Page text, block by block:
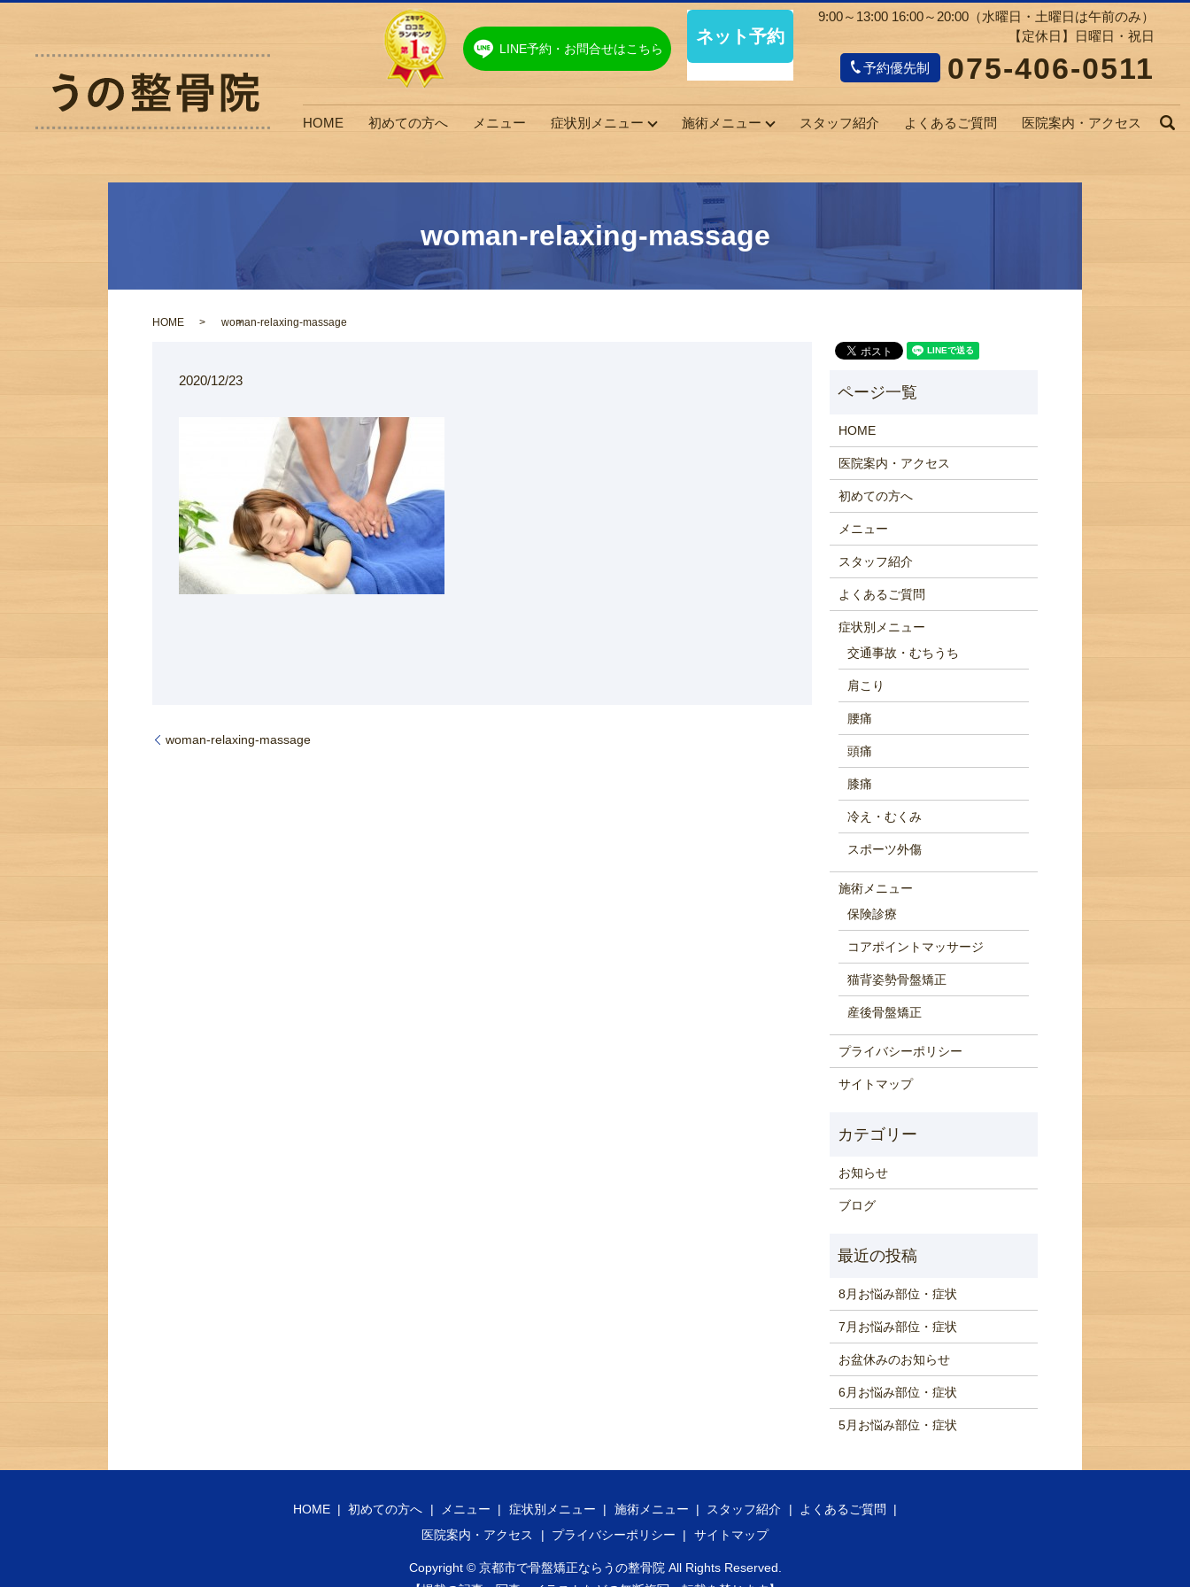
LINE予約・お問合せはこちら
9:00～13:00 16:00～20:00（水曜日・土曜日は午前のみ）
【定休日】日曜日・祝日
予約優先制 075-406-0511
HOME 初めての方へ メニュー 症状別メニュー 施術メニュー スタッフ紹介 よくあるご質問 医院案内・アクセス
woman-relaxing-massage
HOME woman-relaxing-massage
2020/12/23
woman-relaxing-massage
HOME
医院案内・アクセス
初めての方へ
メニュー
スタッフ紹介
よくあるご質問
症状別メニュー
交通事故・むちうち
肩こり
腰痛
頭痛
膝痛
冷え・むくみ
スポーツ外傷
施術メニュー
保険診療
コアポイントマッサージ
猫背姿勢骨盤矯正
産後骨盤矯正
プライバシーポリシー
サイトマップ
お知らせ
ブログ
8月お悩み部位・症状
7月お悩み部位・症状
お盆休みのお知らせ
6月お悩み部位・症状
5月お悩み部位・症状
HOME 初めての方へ メニュー 症状別メニュー 施術メニュー スタッフ紹介
よくあるご質問
医院案内・アクセス
プライバシーポリシー サイトマップ
Copyright © 京都市で骨盤矯正ならうの整骨院All Rights Reserved.